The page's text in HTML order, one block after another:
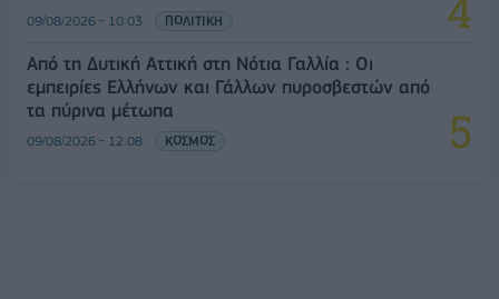
09/08/2026 - 10:03 ΠΟΛΙΤΙΚΗ
Από τη Δυτική Αττική στη Νότια Γαλλία : Οι
εμπειρίες Ελλήνων και Γάλλων πυροσβεστών από
τα πύρινα μέτωπα
09/08/2026 - 12:08 ΚΟΣΜΟΣ